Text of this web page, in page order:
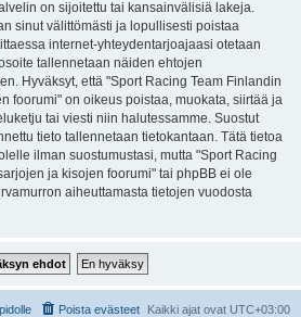
on sijoitettu tai kansainvälisiä lakeja.
sinut välittömästi ja lopullisesti poistaa
internet-yhteydentarjoajaasi otetaan
tallennetaan näiden ehtojen
Hyväksyt, että "Sport Racing Team Finlandin
foorumi" on oikeus poistaa, muokata, siirtää ja
tai viesti niin halutessamme. Suostut
tieto tallennetaan tietokantaan. Tätä tietoa
ilman suostumustasi, mutta "Sport Racing
ja kisojen foorumi" tai phpBB ei ole
aiheuttamasta tietojen vuodosta
Kaikki ajat ovat UTC+03:00
Poista evästeet